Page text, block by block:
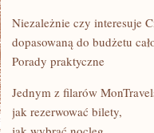
Niezależnie czy interesuje
dopasowaną do budżetu
Porady praktyczne
Jednym z filarów
jak rezerwować bilety,